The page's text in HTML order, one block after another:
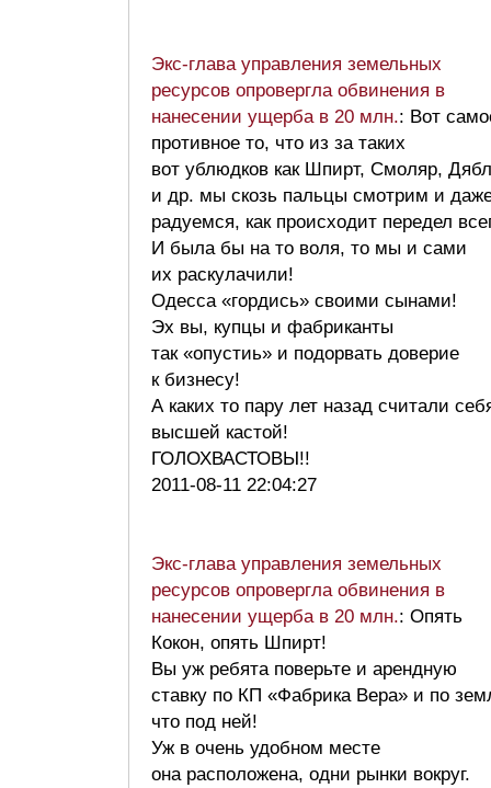
Экс-глава управления земельных
ресурсов опровергла обвинения в
нанесении ущерба в 20 млн.: Вот
противное то, что из за таких
вот ублюдков как Шпирт, Смоляр,
и др. мы скозь пальцы смотрим и
радуемся, как происходит передел
И была бы на то воля, то мы и сами
их раскулачили!
Одесса «гордись» своими сынами!
Эх вы, купцы и фабриканты
так «опустиь» и подорвать доверие
к бизнесу!
А каких то пару лет назад считали
высшей кастой!
ГОЛОХВАСТОВЫ!!
2011-08-11 22:04:27
Экс-глава управления земельных
ресурсов опровергла обвинения в
нанесении ущерба в 20 млн.: Опять
Кокон, опять Шпирт!
Вы уж ребята поверьте и арендную
ставку по КП «Фабрика Вера» и по
что под ней!
Уж в очень удобном месте
она расположена, одни рынки вокруг.